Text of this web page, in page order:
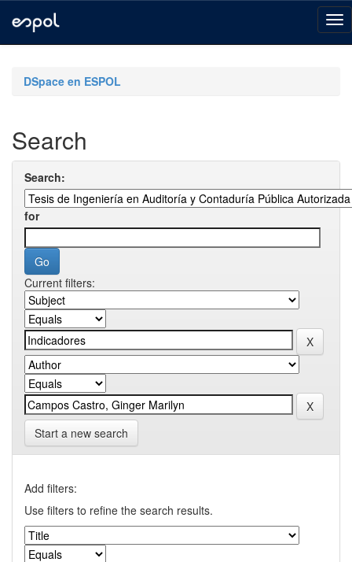
navigationDSpace en ESPOL
Search
Search:
for
Current filters:
Start a new search
Add filters:
Use filters to refine the search results.